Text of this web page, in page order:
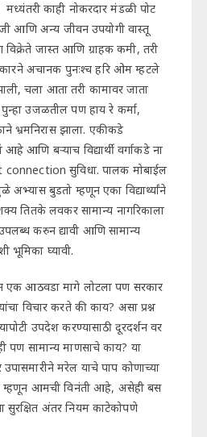
काही नोकरदार मंडळी पोट
आणि अन्य जीवन उपयोगी वास्तू
विक्रेते जास्त आणि ग्राहक कमी, तरी
अचानक पुनःश्च हरि ओम म्हटले
चला आता तरी कामावर जाता
उजळतील पण हाय रे कर्मा,
भ्रमनिरास झाला. एकीकडे
आणि बऱ्याच विद्यार्थी वर्गाकडे ना
सुविधा. पालक मोबाईल
बुडतो म्हणून एका विद्यार्थ्यांने
तितके लवकर सामान्य नागरिकाला
करुन द्यावी आणि सामान्य
भूमिका घ्यावी.
एक आठवडा मागे लोटला पण सरकार
विचार करते की काय? असा प्रश्न
उपदेश करण्यासाठी दूरदर्शन वर
पण सामान्य माणसाचे काय? या
उपासमारीने मरेल याचे पाप कोणाच्या
म्हणून आमची विनंती आहे, असेही बस
सुरक्षित अंतर नियम काटेकोपणे